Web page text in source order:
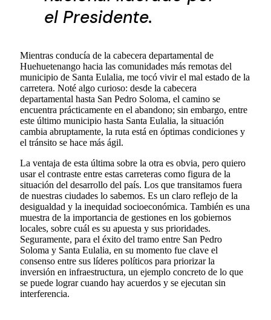
el Presidente.
Mientras conducía de la cabecera departamental de
Huehuetenango hacia las comunidades más remotas del
municipio de Santa Eulalia, me tocó vivir el mal estado de la
carretera. Noté algo curioso: desde la cabecera
departamental hasta San Pedro Soloma, el camino se
encuentra prácticamente en el abandono; sin embargo, entre
este último municipio hasta Santa Eulalia, la situación
cambia abruptamente, la ruta está en óptimas condiciones y
el tránsito se hace más ágil.
La ventaja de esta última sobre la otra es obvia, pero quiero
usar el contraste entre estas carreteras como figura de la
situación del desarrollo del país. Los que transitamos fuera
de nuestras ciudades lo sabemos. Es un claro reflejo de la
desigualdad y la inequidad socioeconómica. También es una
muestra de la importancia de gestiones en los gobiernos
locales, sobre cuál es su apuesta y sus prioridades.
Seguramente, para el éxito del tramo entre San Pedro
Soloma y Santa Eulalia, en su momento fue clave el
consenso entre sus líderes políticos para priorizar la
inversión en infraestructura, un ejemplo concreto de lo que
se puede lograr cuando hay acuerdos y se ejecutan sin
interferencia.